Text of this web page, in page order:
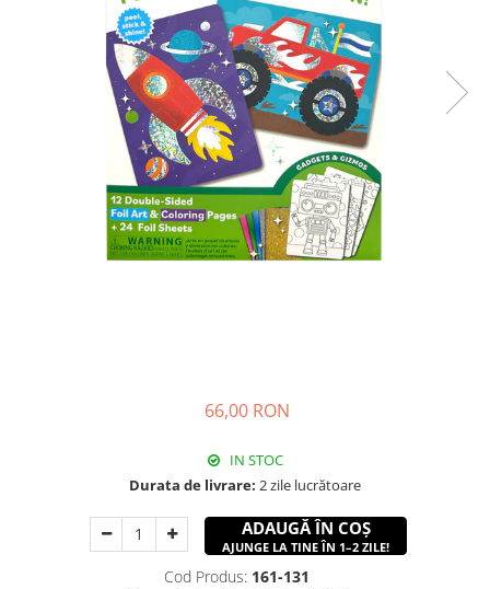
66,00 RON
IN STOC
Durata de livrare: 2 zile lucrătoare
ADAUGĂ ÎN COȘ
AJUNGE LA TINE ÎN 1–2 ZILE!
Cod Produs: 161-131